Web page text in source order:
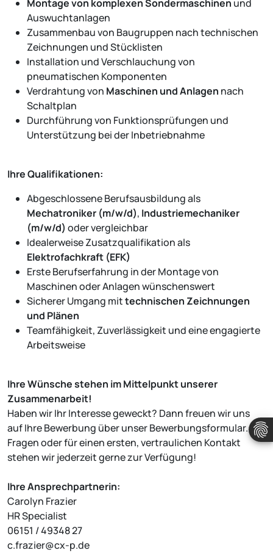
Montage von komplexen Sondermaschinen und
Auswuchtanlagen
Zusammenbau von Baugruppen nach technischen
Zeichnungen und Stücklisten
Installation und Verschlauchung von
pneumatischen Komponenten
Verdrahtung von Maschinen und Anlagen nach
Schaltplan
Durchführung von Funktionsprüfungen und
Unterstützung bei der Inbetriebnahme
Ihre Qualifikationen:
Abgeschlossene Berufsausbildung als
Mechatroniker (m/w/d), Industriemechaniker
(m/w/d) oder vergleichbar
Idealerweise Zusatzqualifikation als
Elektrofachkraft (EFK)
Erste Berufserfahrung in der Montage von
Maschinen oder Anlagen wünschenswert
Sicherer Umgang mittechnischen Zeichnungen
und Plänen
Teamfähigkeit, Zuverlässigkeit und eine engagierte
Arbeitsweise
Ihre Wünsche stehen im Mittelpunkt unserer
Zusammenarbeit!
Haben wir Ihr Interesse geweckt? Dann freuen wir uns
auf Ihre Bewerbung über unser Bewerbungsformular. Bei
Fragen oder für einen ersten, vertraulichen Kontakt
stehen wir jederzeit gerne zur Verfügung!
Ihre Ansprechpartnerin:
Carolyn Frazier
HR Specialist
06151 / 49348 27
c.frazier@cx-p.de